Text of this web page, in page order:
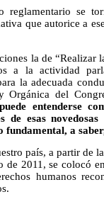
reglamentario se
que autorice a
la de “Realizar
a la actividad
la adecuada
del
entenderse
esas novedosas
fundamental, a
país, a partir de
2011, se colocó
humanos